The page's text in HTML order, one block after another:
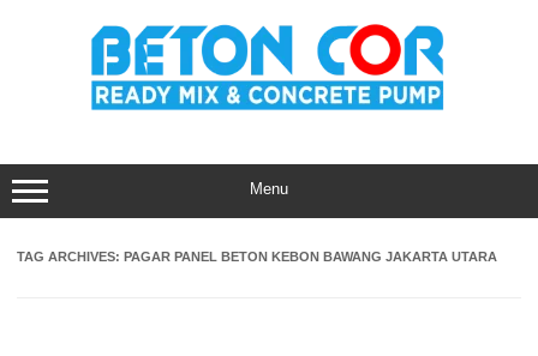
Menu
TAG ARCHIVES: PAGAR PANEL BETON KEBON BAWANG JAKARTA UTARA